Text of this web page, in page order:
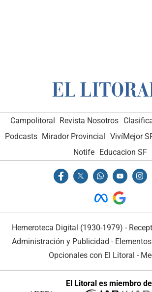
Campolitoral Revista Nosotros
Podcasts Mirador Provincial VivíMejor
Notife Educacion SF
Hemeroteca Digital (1930-1979) -
Administración y Publicidad -
Opcionales con El Litoral -
El Litoral es miembro